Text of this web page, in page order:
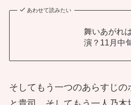
あわせて読みたい
舞いあがれ
演？11月中
そしてもう一つのあらすじ